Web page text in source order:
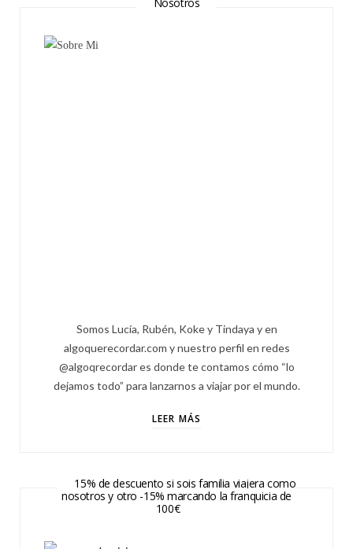
Somos Lucía, Rubén, Koke y Tindaya y en
algoquerecordar.com y nuestro perfil en redes
@algoqrecordar es donde te contamos cómo “lo
dejamos todo” para lanzarnos a viajar por el mundo.
LEER MÁS
15% de descuento si sois familia viajera como
nosotros y otro -15% marcando la franquicia de
100€